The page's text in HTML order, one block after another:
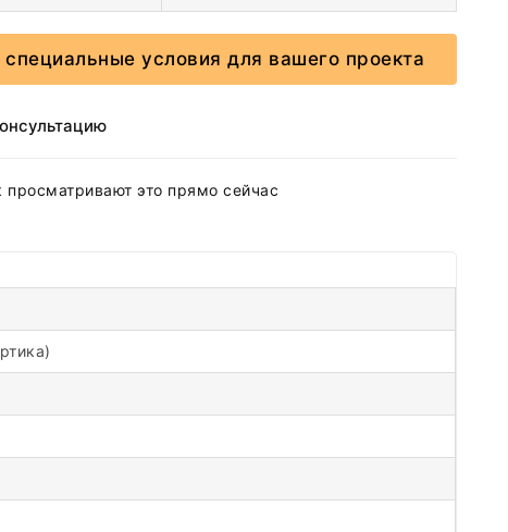
специальные условия для вашего проекта
просматривают это прямо сейчас